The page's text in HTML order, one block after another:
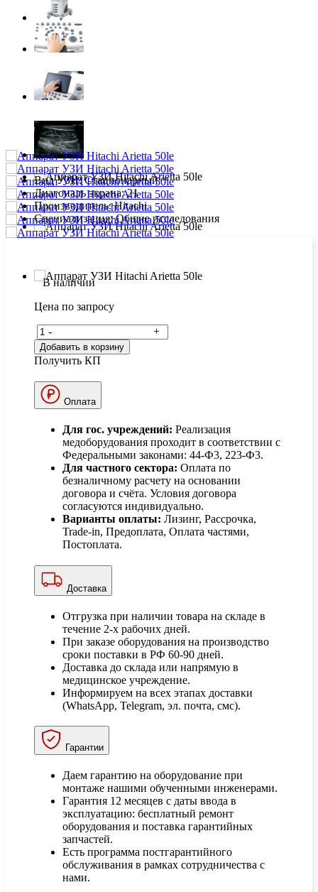
Вид УЗИ:Стационарный
Диагональ экрана:21
Производитель:Hitachi
Специализация:Общие исследования
В наличии
Цена по запросу
- +
Добавить в корзину
Получить КП
Оплата
Для гос. учреждений: Реализация
медоборудования проходит в соответствии с
Федеральными законами: 44-Ф3, 223-Ф3.
Для частного сектора: Оплата по
безналичному расчету на основании
договора и счёта. Условия договора
согласуются индивидуально.
Варианты оплаты: Лизинг, Рассрочка,
Trade-in, Предоплата, Оплата частями,
Постоплата.
Доставка
Отгрузка при наличии товара на складе в
течение 2-х рабочих дней.
При заказе оборудования на производство
сроки поставки в РФ 60-90 дней.
Доставка до склада или напрямую в
медицинское учреждение.
Информируем на всех этапах доставки
(WhatsApp, Telegram, эл. почта, смс).
Гарантии
Даем гарантию на оборудование при
монтаже нашими обученными инженерами.
Гарантия 12 месяцев с даты ввода в
эксплуатацию: бесплатный ремонт
оборудования и поставка гарантийных
запчастей.
Есть программа постгарантийного
обслуживания в рамках сотрудничества с
нами.